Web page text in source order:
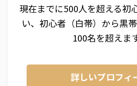
現在までに500人を超える初
い、初心者（白帯）から黒
100名を超えま
詳しいプロフィ